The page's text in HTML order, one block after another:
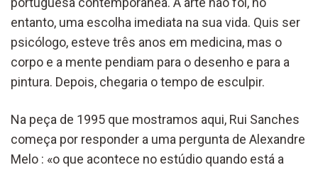
entanto, uma escolha imediata na sua vida. Quis ser
psicólogo, esteve três anos em medicina, mas o
corpo e a mente pendiam para o desenho e para a
pintura. Depois, chegaria o tempo de esculpir.
Na peça de 1995 que mostramos aqui, Rui Sanches
começa por responder a uma pergunta de Alexandre
Melo : «o que acontece no estúdio quando está a